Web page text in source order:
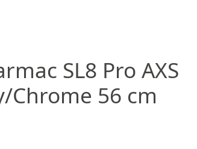
SL8 Pro AXS
Chrome 56 cm